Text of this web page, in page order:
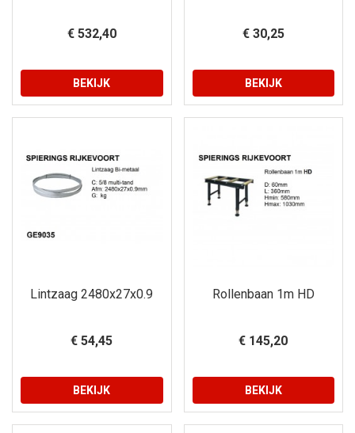
€ 532,40
BEKIJK
€ 30,25
BEKIJK
Lintzaag 2480x27x0.9
€ 54,45
BEKIJK
Rollenbaan 1m HD
€ 145,20
BEKIJK